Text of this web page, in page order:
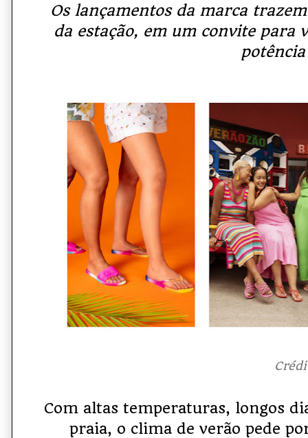
Os lançamentos da marca
da estação, em um convite para
potência
Crédito:
Com altas temperaturas, longos
praia, o clima de verão pede